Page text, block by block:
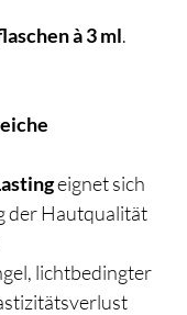
à 3 ml.
eignet sich
der Hautqualität
lichtbedingter